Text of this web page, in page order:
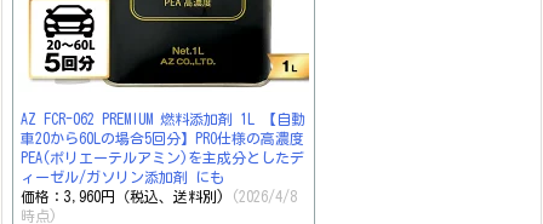
AZ FCR-062 PREMIUM 燃料添加剤 1L 【自動
車20から60Lの場合5回分】PRO仕様の高濃度
PEA(ポリエーテルアミン)を主成分としたデ
ィーゼル/ガソリン添加剤 にも
価格：3,960円（税込、送料別)
(2026/4/8
時点)